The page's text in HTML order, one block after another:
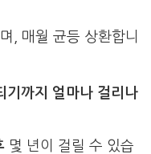
, 매월 균등 상환합니
기까지 얼마나 걸리나
몇 년이 걸릴 수 있습